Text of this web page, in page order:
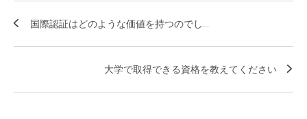
国際認証はどのような価値を持つのでし...
大学で取得できる資格を教えてください